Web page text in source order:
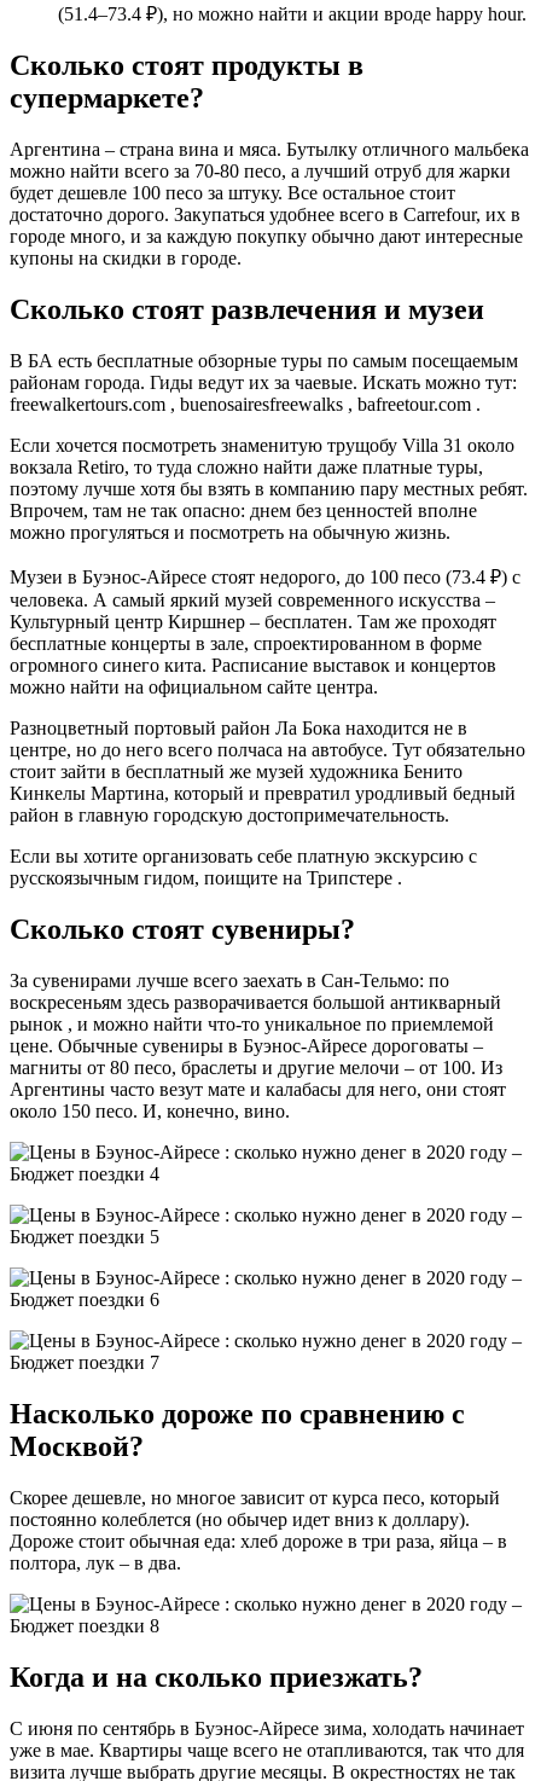
(51.4–73.4 ₽), но можно найти и акции вроде happy hour.
Сколько стоят продукты в
супермаркете?
Аргентина – страна вина и мяса. Бутылку отличного мальбека
можно найти всего за 70-80 песо, а лучший отруб для жарки
будет дешевле 100 песо за штуку. Все остальное стоит
достаточно дорого. Закупаться удобнее всего в Carrefour, их в
городе много, и за каждую покупку обычно дают интересные
купоны на скидки в городе.
Сколько стоят развлечения и музеи
В БА есть бесплатные обзорные туры по самым посещаемым
районам города. Гиды ведут их за чаевые. Искать можно тут:
freewalkertours.com , buenosairesfreewalks , bafreetour.com .
Если хочется посмотреть знаменитую трущобу Villa 31 около
вокзала Retiro, то туда сложно найти даже платные туры,
поэтому лучше хотя бы взять в компанию пару местных ребят.
Впрочем, там не так опасно: днем без ценностей вполне
можно прогуляться и посмотреть на обычную жизнь.
Музеи в Буэнос-Айресе стоят недорого, до 100 песо (73.4 ₽) с
человека. А самый яркий музей современного искусства –
Культурный центр Киршнер – бесплатен. Там же проходят
бесплатные концерты в зале, спроектированном в форме
огромного синего кита. Расписание выставок и концертов
можно найти на официальном сайте центра.
Разноцветный портовый район Ла Бока находится не в
центре, но до него всего полчаса на автобусе. Тут обязательно
стоит зайти в бесплатный же музей художника Бенито
Кинкелы Мартина, который и превратил уродливый бедный
район в главную городскую достопримечательность.
Если вы хотите организовать себе платную экскурсию с
русскоязычным гидом, поищите на Трипстере .
Сколько стоят сувениры?
За сувенирами лучше всего заехать в Сан-Тельмо: по
воскресеньям здесь разворачивается большой антикварный
рынок , и можно найти что-то уникальное по приемлемой
цене. Обычные сувениры в Буэнос-Айресе дороговаты –
магниты от 80 песо, браслеты и другие мелочи – от 100. Из
Аргентины часто везут мате и калабасы для него, они стоят
около 150 песо. И, конечно, вино.
Насколько дороже по сравнению с
Москвой?
Скорее дешевле, но многое зависит от курса песо, который
постоянно колеблется (но обычер идет вниз к доллару).
Дороже стоит обычная еда: хлеб дороже в три раза, яйца – в
полтора, лук – в два.
Когда и на сколько приезжать?
С июня по сентябрь в Буэнос-Айресе зима, холодать начинает
уже в мае. Квартиры чаще всего не отапливаются, так что для
визита лучше выбрать другие месяцы. В окрестностях не так